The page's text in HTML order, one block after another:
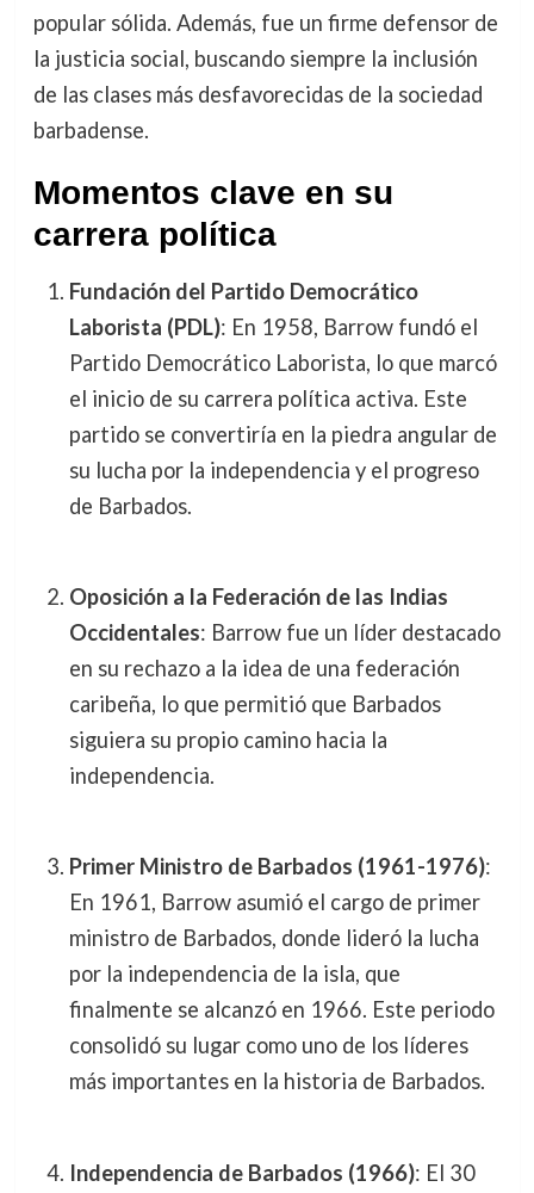
popular sólida. Además, fue un firme defensor de
la justicia social, buscando siempre la inclusión
de las clases más desfavorecidas de la sociedad
barbadense.
Momentos clave en su
carrera política
Fundación del Partido Democrático
Laborista (PDL): En 1958, Barrow fundó el
Partido Democrático Laborista, lo que marcó
el inicio de su carrera política activa. Este
partido se convertiría en la piedra angular de
su lucha por la independencia y el progreso
de Barbados.
Oposición a la Federación de las Indias
Occidentales: Barrow fue un líder destacado
en su rechazo a la idea de una federación
caribeña, lo que permitió que Barbados
siguiera su propio camino hacia la
independencia.
Primer Ministro de Barbados (1961-1976):
En 1961, Barrow asumió el cargo de primer
ministro de Barbados, donde lideró la lucha
por la independencia de la isla, que
finalmente se alcanzó en 1966. Este periodo
consolidó su lugar como uno de los líderes
más importantes en la historia de Barbados.
Independencia de Barbados (1966): El 30